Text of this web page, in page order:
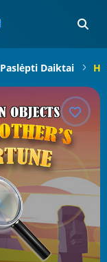
Paslėpti Daiktai